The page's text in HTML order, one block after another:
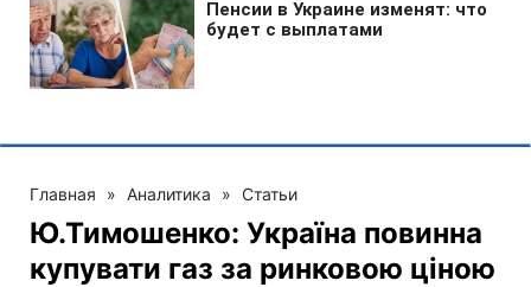
Главная » Аналитика » Статьи
Ю.Тимошенко: Україна повинна
купувати газ за ринковою ціною